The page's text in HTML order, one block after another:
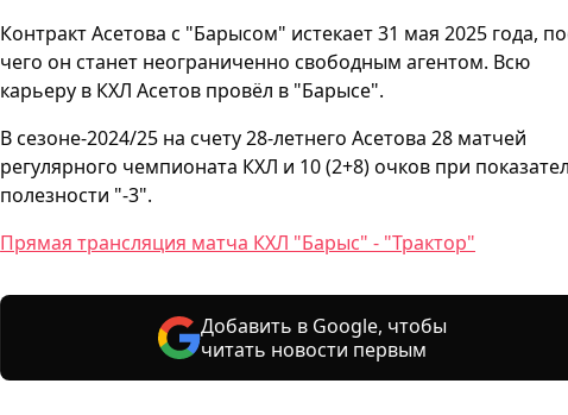
Контракт Асетова с "Барысом" истекает 31 мая 2025 года,
чего он станет неограниченно свободным агентом. Всю
карьеру в КХЛ Асетов провёл в "Барысе".
В сезоне-2024/25 на счету 28-летнего Асетова 28 матчей
регулярного чемпионата КХЛ и 10 (2+8) очков при
полезности "-3".
Прямая трансляция матча КХЛ "Барыс" - "Трактор"
Добавить в Google, чтобы
читать новости первым